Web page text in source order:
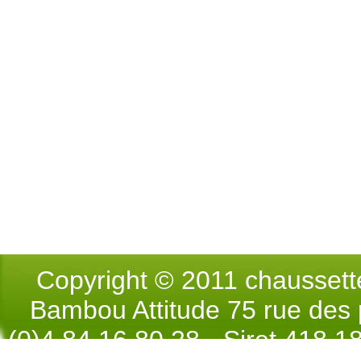
Copyright © 2011
Bambou Attitude 75 rue
(0)4.84.16.80.28 - Siret 418